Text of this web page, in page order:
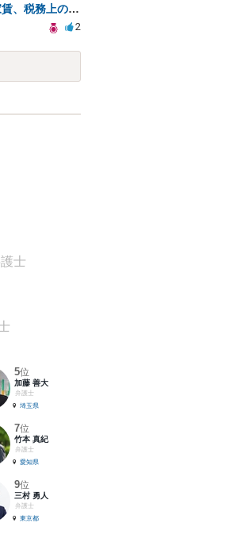
父から借りた事務所の家賃、税務上の影響は？
2
士
5位
加藤 善大
弁護士
埼玉県
7位
竹本 真紀
弁護士
愛知県
9位
三村 勇人
弁護士
東京都